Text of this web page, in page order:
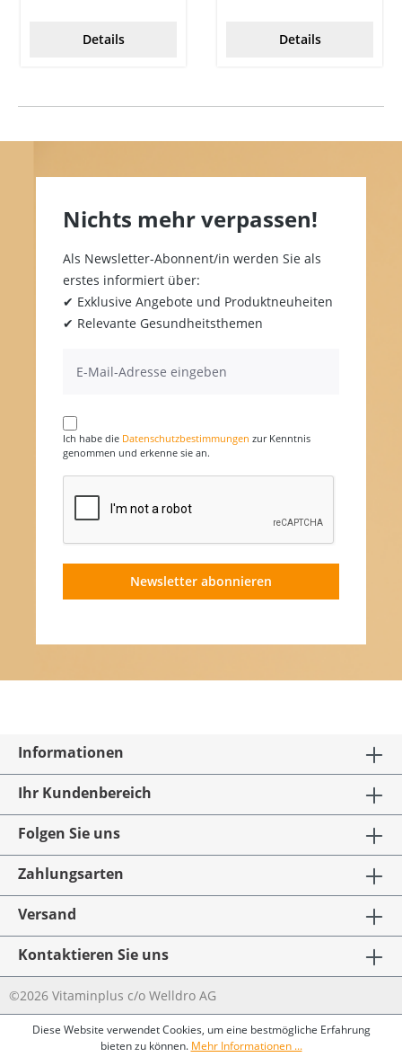
Details Details
Nichts mehr verpassen!
Als Newsletter-Abonnent/in werden Sie als
erstes informiert über:
✔ Exklusive Angebote und Produktneuheiten
✔ Relevante Gesundheitsthemen
Ich habe die Datenschutzbestimmungen zur Kenntnis
genommen und erkenne sie an.
Newsletter abonnieren
Informationen
Ihr Kundenbereich
Folgen Sie uns
Zahlungsarten
Versand
Kontaktieren Sie uns
©2026 Vitaminplus c/o Welldro AG
Diese Website verwendet Cookies, um eine bestmögliche Erfahrung
bieten zu können. Mehr Informationen ...